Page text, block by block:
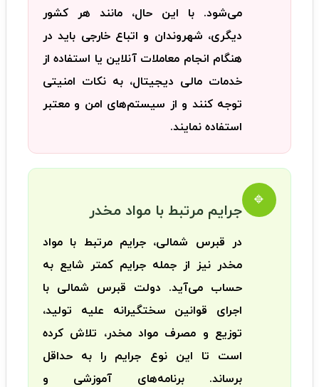
می‌شود. با این حال، مانند هر کشور
دیگری، شهروندان و اتباع خارجی باید در
هنگام انجام معاملات آنلاین یا استفاده از
خدمات مالی دیجیتال، به نکات امنیتی
توجه کنند و از سیستم‌های امن و معتبر
استفاده نمایند.
🔹
جرایم مرتبط با مواد مخدر
در قبرس شمالی، جرایم مرتبط با مواد
مخدر نیز از جمله جرایم کمتر شایع به
حساب می‌آید. دولت قبرس شمالی با
اجرای قوانین سختگیرانه علیه تولید،
توزیع و مصرف مواد مخدر، تلاش کرده
است تا این نوع جرایم را به حداقل
برساند. برنامه‌های آموزشی و